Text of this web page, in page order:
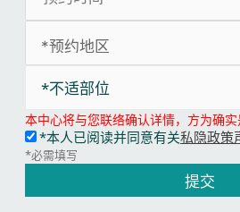
*不适部位
本中心将与您联络确认详情，方为确实
*本人已阅读并同意有关私隐政策
*必需填写
提交